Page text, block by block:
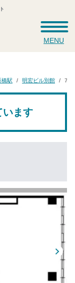
MENU
橋駅 明宏ビル別館 7階
います